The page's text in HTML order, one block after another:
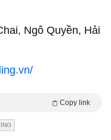
Ngô Quyền, Hải
Copy link